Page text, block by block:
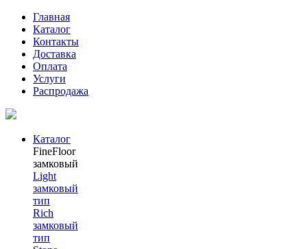
Главная
Каталог
Контакты
Доставка
Оплата
Услуги
Распродажа
Каталог
FineFloor
замковый
Light
замковый
тип
Rich
замковый
тип